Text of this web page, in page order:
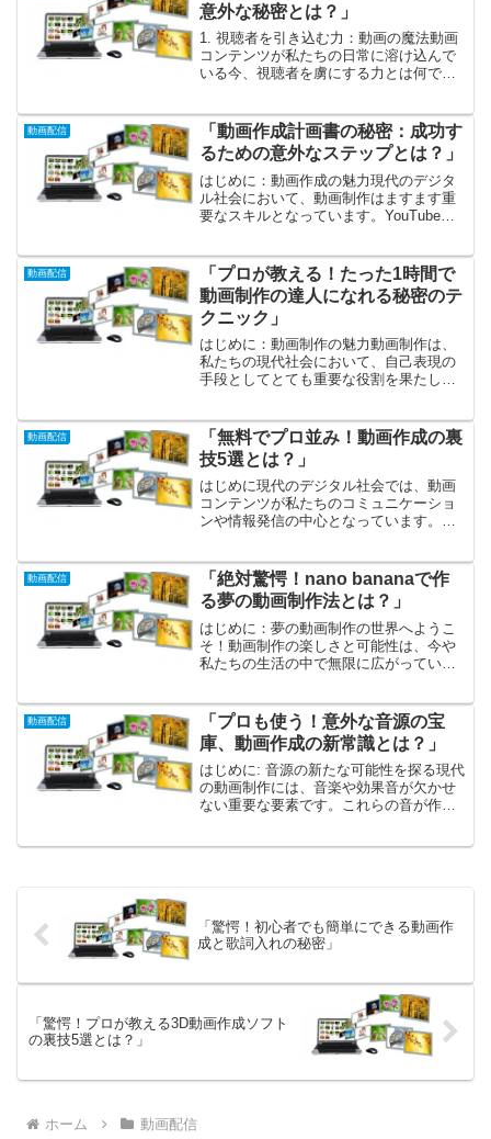
意外な秘密とは？」
1. 視聴者を引き込む力：動画の魔法動画
コンテンツが私たちの日常に溶け込んで
いる今、視聴者を虜にする力とは何でし
れます。視聴者は、ただ情報を得るため
に動画を観るのではな...
動画配信
「動画作成計画書の秘密：成功す
るための意外なステップとは？」
はじめに：動画作成の魅力現代のデジタ
ル社会において、動画制作はますます重
要なスキルとなっています。YouTubeや
に語るチャンスを持っています。この機
会...
動画配信
「プロが教える！たった1時間で
動画制作の達人になれる秘密のテ
クニック」
はじめに：動画制作の魅力動画制作は、
私たちの現代社会において、自己表現の
手段としてとても重要な役割を果たして
えやアイデアを視覚的に伝えられるよう
になりました。し...
動画配信
「無料でプロ並み！動画作成の裏
技5選とは？」
はじめに現代のデジタル社会では、動画
コンテンツが私たちのコミュニケーショ
ンや情報発信の中心となっています。
に動画を作成し、シェアできる時代にな
りま...
動画配信
「絶対驚愕！nano bananaで作
る夢の動画制作法とは？」
はじめに：夢の動画制作の世界へようこ
そ！動画制作の楽しさと可能性は、今や
私たちの生活の中で無限に広がっていま
ることができたクリエイティブな表現の
場が、誰にでも...
動画配信
「プロも使う！意外な音源の宝
庫、動画作成の新常識とは？」
はじめに: 音源の新たな可能性を探る現代
の動画制作には、音楽や効果音が欠かせ
ない重要な要素です。これらの音が作品
「驚愕！初心者でも簡単にできる動画作
成と歌詞入れの秘密」
「驚愕！プロが教える3D動画作成ソフト
の裏技5選とは？」
ホーム 動画配信